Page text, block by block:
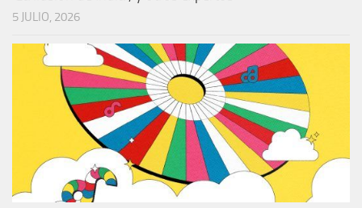
5 JULIO, 2026